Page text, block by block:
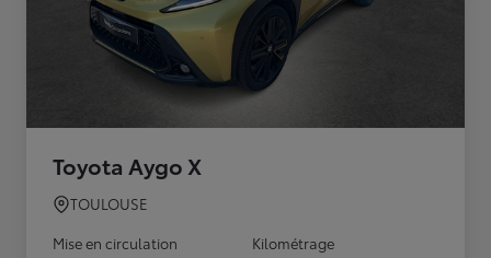
Toyota Aygo X
TOULOUSE
Mise en circulation
Kilométrage